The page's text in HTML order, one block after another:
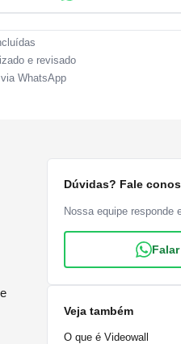
e revisado
WhatsApp
Dúvidas? Fale
Nossa equipe responde
Veja também
O que é Videowall